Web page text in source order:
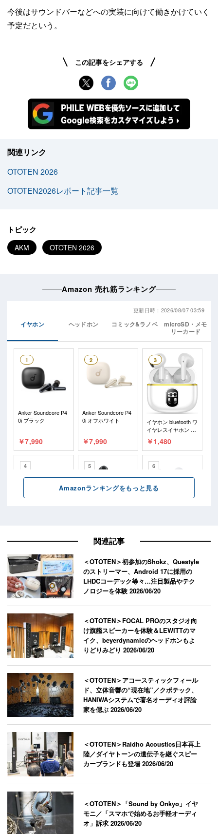
今後はサウンドバーなどへの実装に向けて働きかけていく
予定だという。
この記事をシェアする
関連リンク
OTOTEN 2026
OTOTEN2026レポート記事一覧
トピック
AKM OTOTEN 2026
関連記事
＜OTOTEN＞初参加のShokz、Questyle
のストリーマー、Android 17に採用の
LHDCコーデック等々…注目製品やテク
ノロジーを体験2026/06/20
＜OTOTEN＞FOCAL PROのスタジオ向
け旗艦スピーカーを体験＆LEWITTのマ
イク、beyerdynamicのヘッドホンもよ
りどりみどり2026/06/20
＜OTOTEN＞アコースティックフィール
ド、立体音響の“現在地”／クボテック、
HANIWAシステムで著名オーディオ評論
家を偲ぶ2026/06/20
＜OTOTEN＞Raidho Acoustics日本再上
陸／ダイヤトーンの遺伝子を継ぐスピー
カーブランドも登場2026/06/20
＜OTOTEN＞「Sound by Onkyo」イヤ
モニ／「スマホで始めるお手軽オーディ
オ」訴求2026/06/20